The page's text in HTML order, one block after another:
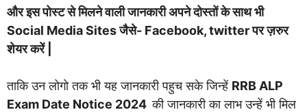
और इस पोस्ट से मिलने वाली जानकारी अपने दोस्तों के साथ भी
Social Media Sites जैसे- Facebook, twitter पर ज़रुर
शेयर करें |
ताकि उन लोगो तक भी यह जानकारी पहुच सके जिन्हें RRB ALP
Exam Date Notice 2024की जानकारी का लाभ उन्हें भी मिल